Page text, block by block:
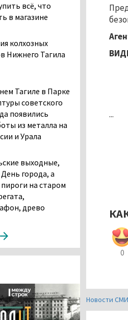
...
0
Новости
всё, что
в магазине
колхозных
Нижнего Тагила
Тагиле в Парке
советского
появились
из металла на
и Урала
выходные,
города, а
на старом
древо
без изменений
водителю,
погибли в